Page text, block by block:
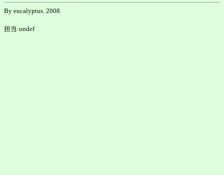
By eucalyptus. 2008
担当:undef